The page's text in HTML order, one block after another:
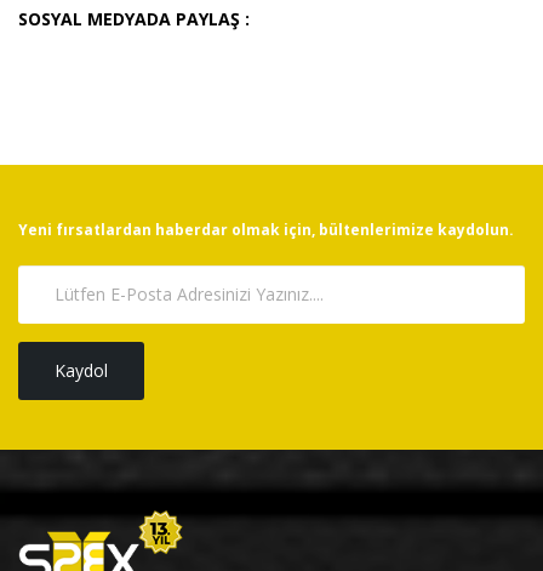
SOSYAL MEDYADA PAYLAŞ :
Yeni fırsatlardan haberdar olmak için, bültenlerimize kaydolun.
Kaydol